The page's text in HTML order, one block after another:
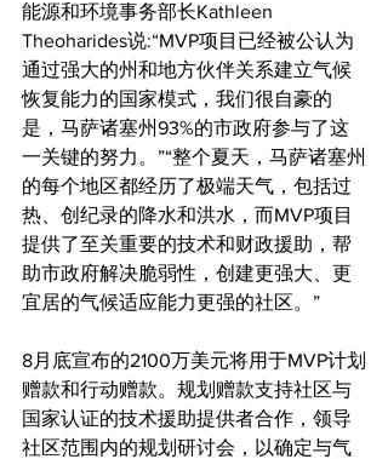
能源和环境事务部长Kathleen
Theoharides说:“MVP项目已经被公认为
通过强大的州和地方伙伴关系建立气候
恢复能力的国家模式，我们很自豪的
是，马萨诸塞州93%的市政府参与了这
一关键的努力。”“整个夏天，马萨诸塞州
的每个地区都经历了极端天气，包括过
热、创纪录的降水和洪水，而MVP项目
提供了至关重要的技术和财政援助，帮
助市政府解决脆弱性，创建更强大、更
宜居的气候适应能力更强的社区。”
8月底宣布的2100万美元将用于MVP计划
赠款和行动赠款。规划赠款支持社区与
国家认证的技术援助提供者合作，领导
社区范围内的规划研讨会，以确定与气